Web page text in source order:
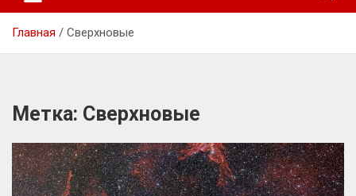
Главная Сверхновые
Метка: Сверхновые